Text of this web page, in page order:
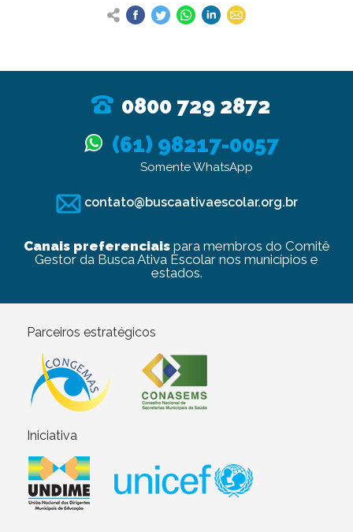
0800 729 2872
(61) 98217-0057
Somente WhatsApp
contato@buscaativaescolar.org.br
Canais preferenciaispara membros do Comitê
Gestor da Busca Ativa Escolar nos municípios e
estados.
Parceiros estratégicos
Iniciativa